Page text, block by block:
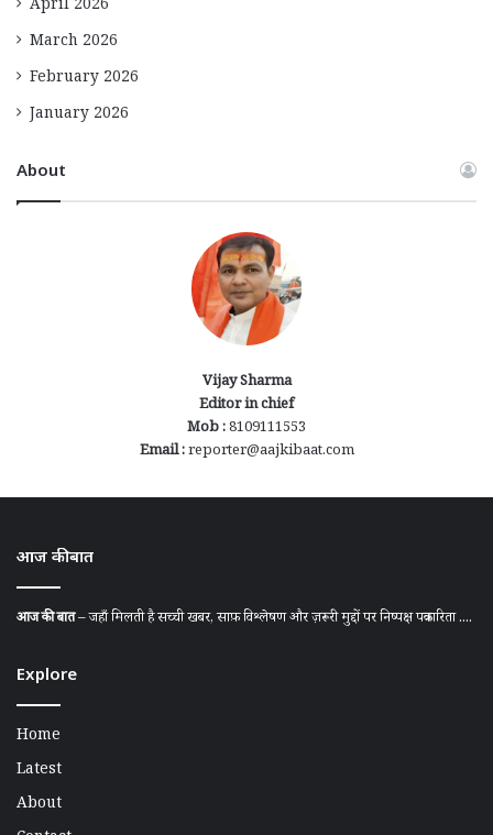
April 2026
March 2026
February 2026
January 2026
About
Vijay Sharma
Editor in chief
Mob :8109111553
Email :reporter@aajkibaat.com
आज की बात
आज की बात– जहाँ मिलती है सच्ची खबर, साफ़ विश्लेषण और ज़रूरी मुद्दों पर निष्पक्ष पत्रकारिता ....
Explore
Home
Latest
About